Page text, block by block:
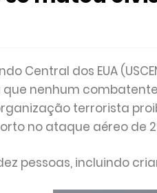
Central dos EUA
que nenhum
terrorista
no ataque aéreo de
pessoas, incluindo